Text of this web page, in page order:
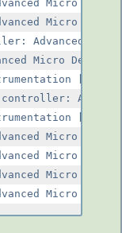
Micro
Micro
Advanced Micro
Micro
Micro
Micro
Micro